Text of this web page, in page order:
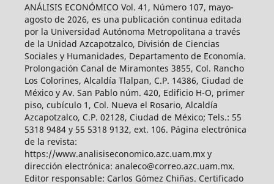
ANÁLISIS ECONÓMICO Vol. 41, Número 107, mayo-
agosto de 2026, es una publicación continua editada
por la Universidad Autónoma Metropolitana a través
de la Unidad Azcapotzalco, División de Ciencias
Sociales y Humanidades, Departamento de Economía.
Prolongación Canal de Miramontes 3855, Col. Rancho
Los Colorines, Alcaldía Tlalpan, C.P. 14386, Ciudad de
México y Av. San Pablo núm. 420, Edificio H-O, primer
piso, cubículo 1, Col. Nueva el Rosario, Alcaldía
Azcapotzalco, C.P. 02128, Ciudad de México; Tels.: 55
5318 9484 y 55 5318 9132, ext. 106. Página electrónica
de la revista:
https://www.analisiseconomico.azc.uam.mx y
dirección electrónica: analeco@correo.azc.uam.mx.
Editor responsable: Carlos Gómez Chiñas. Certificado